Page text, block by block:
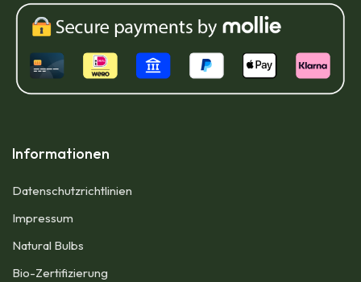
Informationen
Datenschutzrichtlinien
Impressum​
Natural Bulbs
Bio-Zertifizierung